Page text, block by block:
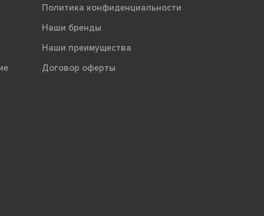
Политика конфиденциальности
Наши бренды
Наши преимущества
Договор оферты